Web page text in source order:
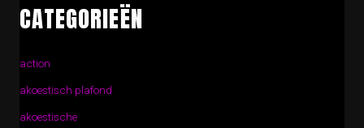
CATEGORIEËN
action
akoestisch plafond
akoestische